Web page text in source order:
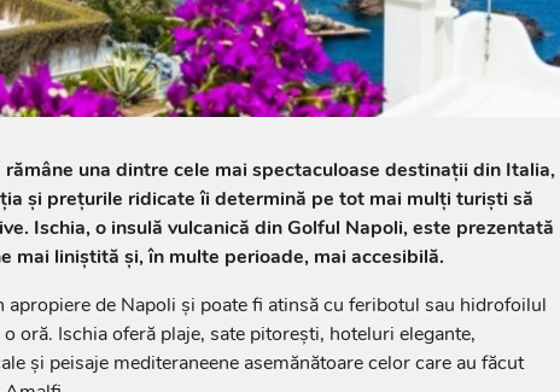
una dintre cele mai spectaculoase destinații din Italia,
și prețurile ridicate îi determină pe tot mai mulți turiști să
Ischia, o insulă vulcanică din Golful Napoli, este prezentată
mai liniștită și, în multe perioade, mai accesibilă.
apropiere de Napoli și poate fi atinsă cu feribotul sau hidrofoilul
oră. Ischia oferă plaje, sate pitorești, hoteluri elegante,
și peisaje mediteraneene asemănătoare celor care au făcut